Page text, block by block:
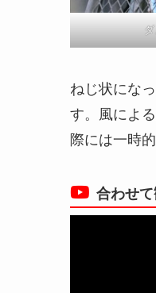
ねじ状にな
す。風によ
際には一時
合わせ